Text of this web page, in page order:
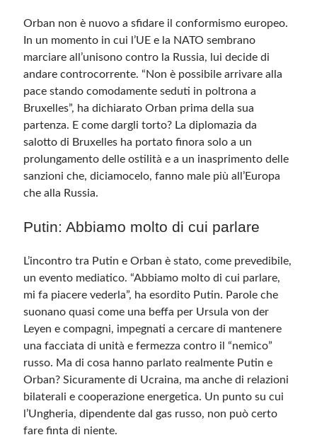
Meta
Accedi
Feed dei contenuti
Feed dei commenti
Orban non è nuovo a sfidare il conformismo europeo.
In un momento in cui l’UE e la NATO sembrano
marciare all’unisono contro la Russia, lui decide di
andare controcorrente. “Non è possibile arrivare alla
pace stando comodamente seduti in poltrona a
Bruxelles”, ha dichiarato Orban prima della sua
partenza. E come dargli torto? La diplomazia da
salotto di Bruxelles ha portato finora solo a un
prolungamento delle ostilità e a un inasprimento delle
sanzioni che, diciamocelo, fanno male più all’Europa
che alla Russia.
Putin: Abbiamo molto di cui parlare
L’incontro tra Putin e Orban è stato, come prevedibile,
un evento mediatico. “Abbiamo molto di cui parlare,
mi fa piacere vederla”, ha esordito Putin. Parole che
suonano quasi come una beffa per Ursula von der
Leyen e compagni, impegnati a cercare di mantenere
una facciata di unità e fermezza contro il “nemico”
russo. Ma di cosa hanno parlato realmente Putin e
Orban? Sicuramente di Ucraina, ma anche di relazioni
bilaterali e cooperazione energetica. Un punto su cui
l’Ungheria, dipendente dal gas russo, non può certo
fare finta di niente.